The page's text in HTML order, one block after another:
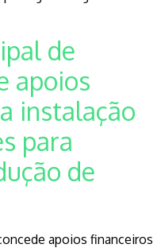
de
apoios
instalação
para
de
apoios financeiros